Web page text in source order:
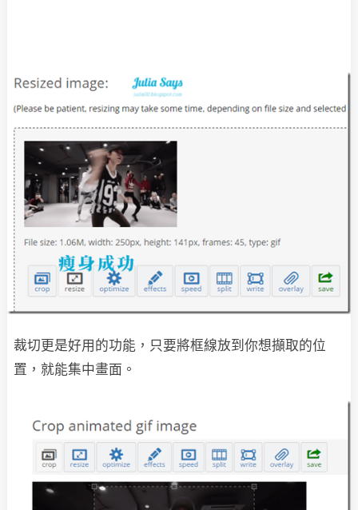
裁切更是好用的功能，只要將框線放到你想擷取的位
置，就能集中畫面。